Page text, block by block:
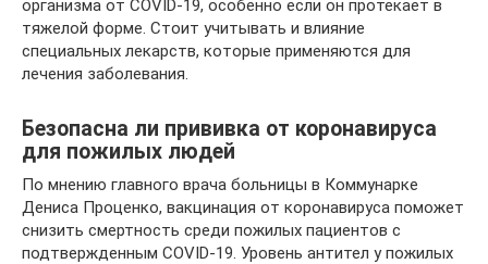
организма от COVID-19, особенно если он протекает в
тяжелой форме. Стоит учитывать и влияние
специальных лекарств, которые применяются для
лечения заболевания.
Безопасна ли прививка от коронавируса
для пожилых людей
По мнению главного врача больницы в Коммунарке
Дениса Проценко, вакцинация от коронавируса поможет
снизить смертность среди пожилых пациентов с
подтвержденным COVID-19. Уровень антител у пожилых